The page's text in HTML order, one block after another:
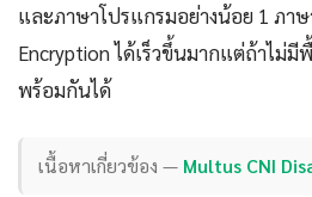
และภาษาโปรแกรมอย่างน้อย 1 ภาษ
Encryption ได้เร็วขึ้นมากแต่ถ้าไม่มี
พร้อมกันได้
เนื้อหาเกี่ยวข้อง — Multus CNI